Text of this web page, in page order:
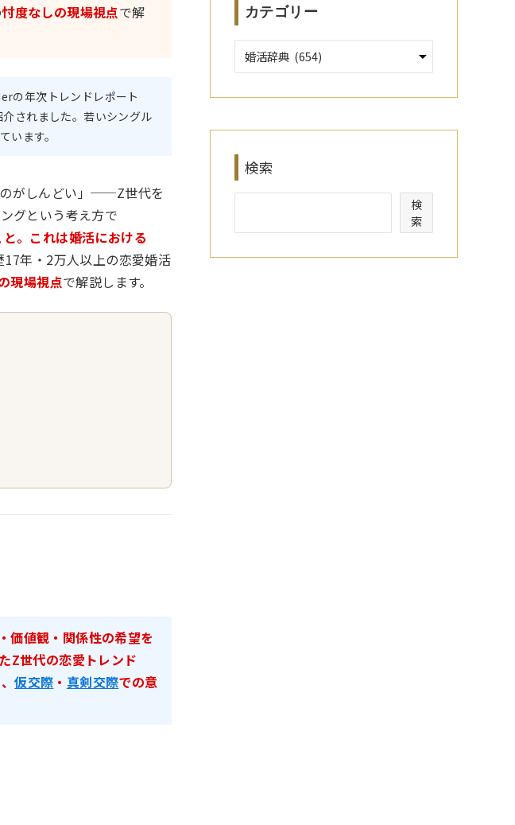
忖度なしの現場視点で解
の年次トレンドレポート
介されました。若いシングル
います。
のがしんどい」──Z世代を
グという考え方で
。これは婚活における
年・2万人以上の恋愛婚活
現場視点で解説します。
価値観・関係性の希望を
Z世代の恋愛トレンド
仮交際 ・ 真剣交際での意
カテゴリー
検索
検
索